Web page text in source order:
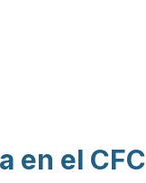
en el CFC